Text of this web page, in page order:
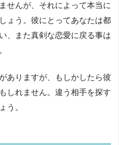
せんが、それによって本当に
ょう。彼にとってあなたは都
、また真剣な恋愛に戻る事は
ありますが、もしかしたら彼
しれません。違う相手を探す
う。